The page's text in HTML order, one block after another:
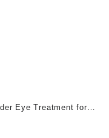
Eye Treatment for
& Fine Lines)/
- Glowganic